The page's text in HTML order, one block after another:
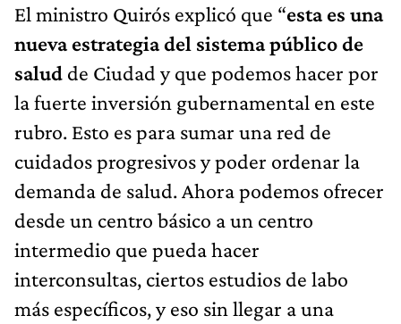
El ministro Quirós explicó que “esta es una
nueva estrategia del sistema público de
salud de Ciudad y que podemos hacer por
la fuerte inversión gubernamental en este
rubro. Esto es para sumar una red de
cuidados progresivos y poder ordenar la
demanda de salud. Ahora podemos ofrecer
desde un centro básico a un centro
intermedio que pueda hacer
interconsultas, ciertos estudios de labo
más específicos, y eso sin llegar a una